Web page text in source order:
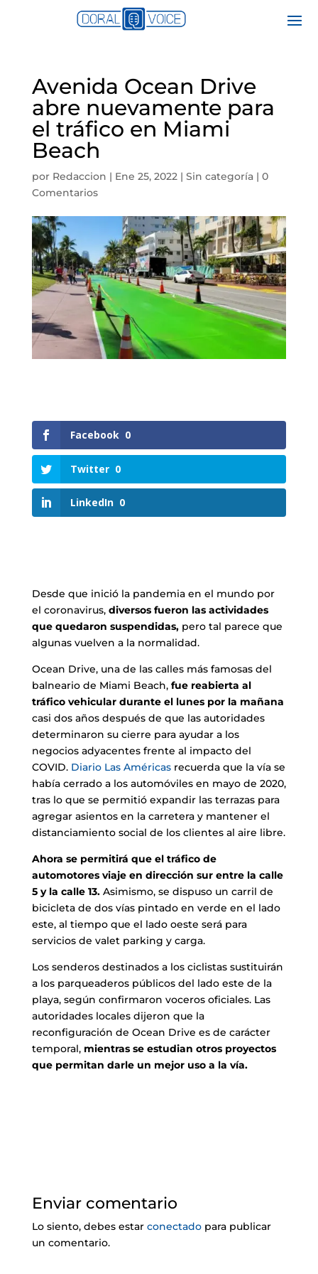
Avenida Ocean Drive
abre nuevamente para
el tráfico en Miami
Beach
por Redaccion | Ene 25, 2022| Sin categoría| 0
Comentarios
Facebook 0
Twitter 0
LinkedIn 0
Desde que inició la pandemia en el mundo por
el coronavirus, diversos fueron las actividades
que quedaron suspendidas,pero tal parece que
algunas vuelven a la normalidad.
Ocean Drive, una de las calles más famosas del
balneario de Miami Beach, fue reabierta al
tráfico vehicular durante el lunes por la mañana
casi dos años después de que las autoridades
determinaron su cierre para ayudar a los
negocios adyacentes frente al impacto del
COVID. Diario Las Américasrecuerda que la vía se
había cerrado a los automóviles en mayo de 2020,
tras lo que se permitió expandir las terrazas para
agregar asientos en la carretera y mantener el
distanciamiento social de los clientes al aire libre.
Ahora se permitirá que el tráfico de
automotores viaje en dirección sur entre la calle
5 y la calle 13.Asimismo, se dispuso un carril de
bicicleta de dos vías pintado en verde en el lado
este, al tiempo que el lado oeste será para
servicios de valet parking y carga.
Los senderos destinados a los ciclistas sustituirán
a los parqueaderos públicos del lado este de la
playa, según confirmaron voceros oficiales. Las
autoridades locales dijeron que la
reconfiguración de Ocean Drive es de carácter
temporal,mientras se estudian otros proyectos
que permitan darle un mejor uso a la vía.
Enviar comentario
Lo siento, debes estar conectadopara publicar
un comentario.